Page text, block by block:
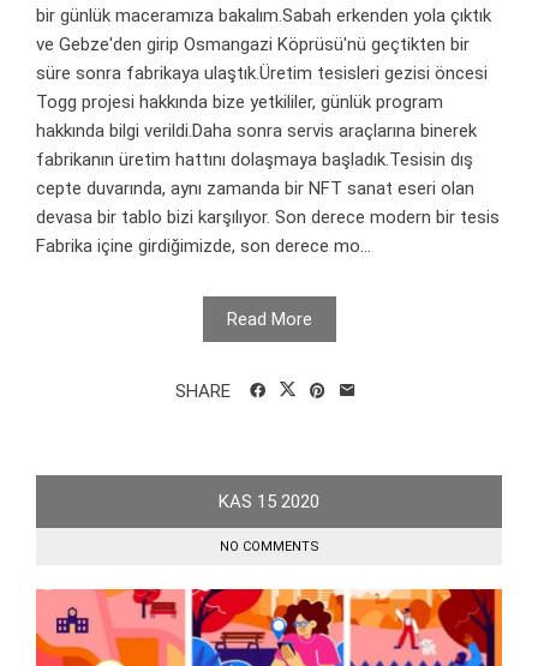
bir günlük maceramıza bakalım.Sabah erkenden yola çıktık
ve Gebze'den girip Osmangazi Köprüsü'nü geçtikten bir
süre sonra fabrikaya ulaştık.Üretim tesisleri gezisi öncesi
Togg projesi hakkında bize yetkililer, günlük program
hakkında bilgi verildi.Daha sonra servis araçlarına binerek
fabrikanın üretim hattını dolaşmaya başladık.Tesisin dış
cepte duvarında, aynı zamanda bir NFT sanat eseri olan
devasa bir tablo bizi karşılıyor. Son derece modern bir tesis
Fabrika içine girdiğimizde, son derece mo...
Read More
SHARE
KAS 15 2020
NO COMMENTS